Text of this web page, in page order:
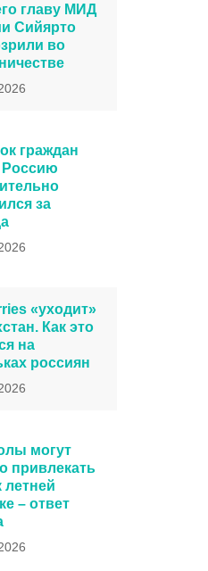
главу МИД
Сийярто
во
граждан
за
«уходит»
Как это
на
россиян
могут
привлекать
летней
– ответ